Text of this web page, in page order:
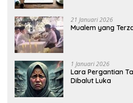
21 Januari 2026
Mualem yang
1 Januari 2026
Lara Pergantian
Dibalut Luka